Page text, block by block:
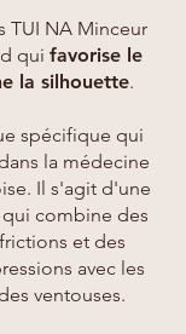
TUI NA Minceur
qui favorise le
la silhouette.
spécifique qui
la médecine
Il s'agit d'une
combine des
et des
avec les
ventouses.